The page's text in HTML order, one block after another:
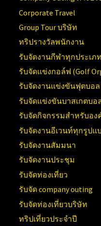
Corporate Travel
Group Tour บริษัท
ทริปรางวัลพนักงาน
รับจัดงานกีฬาทุกประเภท
รับจัดแข่งกอล์ฟ (Golf
รับจัดงานแข่งขันฟุตบอล
รับจัดแข่งขันบาสเกตบอ
รับจัดกิจกรรมสำหรับอง
รับจัดงานอีเวนท์ทุกรูปแ
รับจัดงานสัมมนา
รับจัดงานประชุม
รับจัดท่องเที่ยว
รับจัด company outing
รับจัดท่องเที่ยวบริษัท
ทริปเที่ยวประจำปี